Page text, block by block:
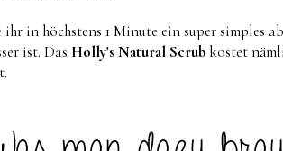
in höchstens 1 Minute ein super simples
ist. Das Holly's Natural Scrub kostet